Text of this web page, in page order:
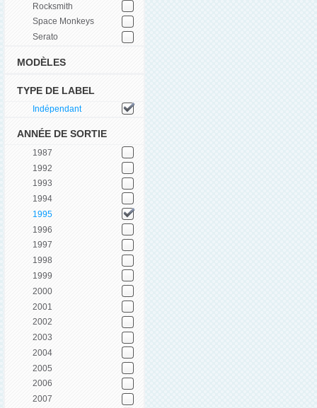
Rocksmith
Space Monkeys
Serato
MODÈLES
TYPE DE LABEL
Indépendant
ANNÉE DE SORTIE
1987
1992
1993
1994
1995
1996
1997
1998
1999
2000
2001
2002
2003
2004
2005
2006
2007